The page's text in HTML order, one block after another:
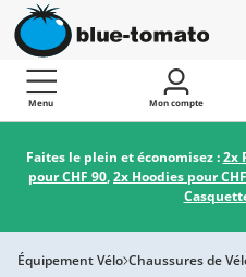
Menu Mon compte
Faites le plein et économisez :2x
pour CHF 90,2x Hoodies pour
Équipement Vélo Chaussures de